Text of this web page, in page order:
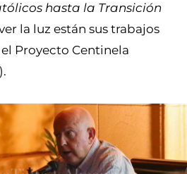
hasta la Transición
la luz están sus trabajos
Proyecto Centinela